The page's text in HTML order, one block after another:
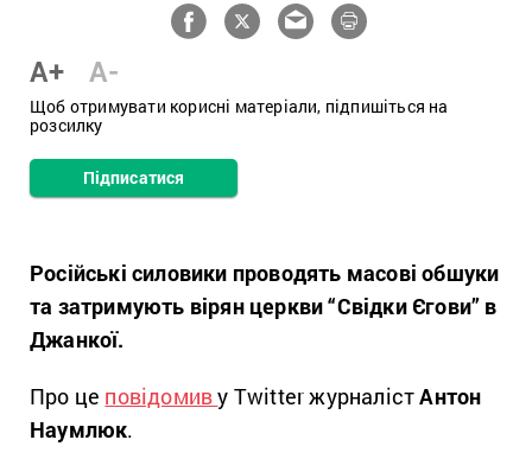
A+ A-
Щоб отримувати корисні матеріали, підпишіться на
розсилку
Підписатися
Російські силовики проводять масові обшуки
та затримують вірян церкви “Свідки Єгови” в
Джанкої.
Про це повідомиву Twitter журналістАнтон
Наумлюк.